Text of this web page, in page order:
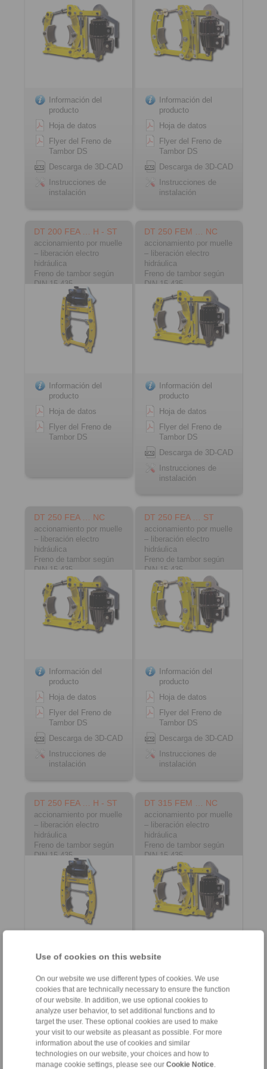
Use of cookies on this website
On our website we use different types of cookies. We use
cookies that are technically necessary to ensure the function
of our website. In addition, we use optional cookies to
analyze user behavior, to set additional functions and to
target the user. These optional cookies are used to make
your visit to our website as pleasant as possible. For more
information about the use of cookies and similar
technologies on our website, your choices and how to
manage cookie settings, please see our Cookie Notice.
Material: fundición
Información del
producto
Hoja de datos
Flyer del Freno de
Tambor DS
Descarga de 3D-CAD
Instrucciones de
instalación
Material: acero
Información del
producto
Hoja de datos
Flyer del Freno de
Tambor DS
Descarga de 3D-CAD
Instrucciones de
instalación
DT 200 FEA … H - ST
accionamiento por muelle
– liberación electro
hidráulica
Freno de tambor según
DIN 15 435
Material: acero
Información del
producto
Hoja de datos
Flyer del Freno de
Tambor DS
DT 250 FEM … NC
accionamiento por muelle
– liberación electro
hidráulica
Freno de tambor según
DIN 15 435
Material: fundición
Información del
producto
Hoja de datos
Flyer del Freno de
Tambor DS
Descarga de 3D-CAD
Instrucciones de
instalación
DT 250 FEA … NC
accionamiento por muelle
– liberación electro
hidráulica
Freno de tambor según
DIN 15 435
Material: fundición
Información del
producto
Hoja de datos
Flyer del Freno de
Tambor DS
Descarga de 3D-CAD
Instrucciones de
instalación
DT 250 FEA … ST
accionamiento por muelle
– liberación electro
hidráulica
Freno de tambor según
DIN 15 435
Material: acero
Información del
producto
Hoja de datos
Flyer del Freno de
Tambor DS
Descarga de 3D-CAD
Instrucciones de
instalación
DT 250 FEA … H - ST
accionamiento por muelle
– liberación electro
hidráulica
Freno de tambor según
DIN 15 435
Material: acero
Información del
Hoja de datos
Flyer del Freno de
Tambor DS
DT 315 FEM … NC
accionamiento por muelle
– liberación electro
hidráulica
Freno de tambor según
DIN 15 435
Material: fundición
Información del
Hoja de datos
Flyer del Freno de
Tambor DS
Descarga de 3D-CAD
Instrucciones de
instalación